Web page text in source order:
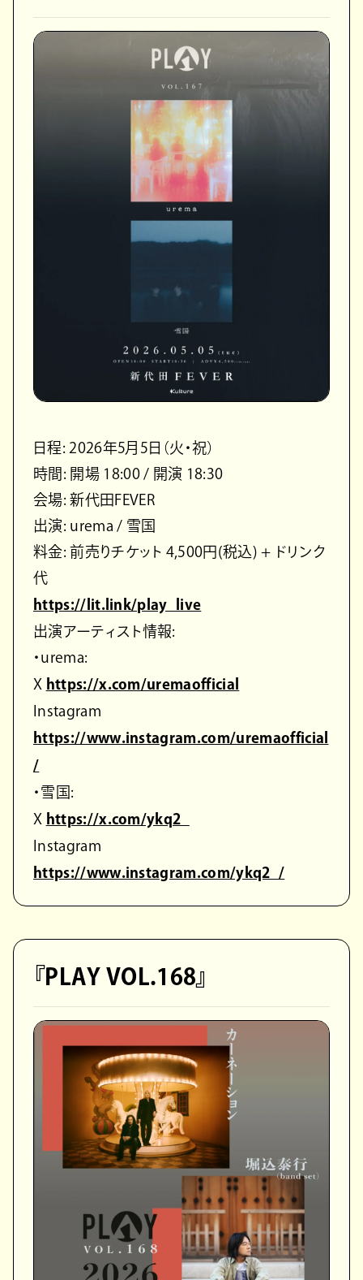
日程: 2026年5月5日（火・祝）
時間: 開場 18:00 / 開演 18:30
会場: 新代田FEVER
出演: urema / 雪国
料金: 前売りチケット 4,500円(税込) + ドリンク
代
https://lit.link/play_live
出演アーティスト情報:
・urema:
X https://x.com/uremaofficial
Instagram
https://www.instagram.com/uremaofficial
/
・雪国:
X https://x.com/ykq2_
Instagram
https://www.instagram.com/ykq2_/
『PLAY VOL.168』